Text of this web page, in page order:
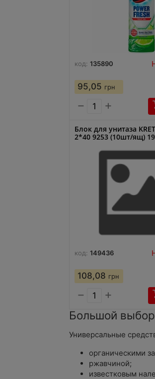
код: 135890
95,05 грн
− +
Блок для унитаза
2*40 9253 (10шт/ящ)
код: 149436
108,08 грн
− +
Большой выбор
Универсальные
органическими
ржавчиной;
известковым